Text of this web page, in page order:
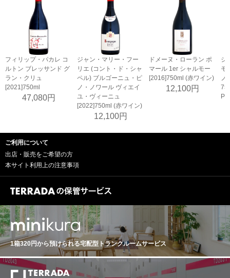
フィリップ・パカレ コ
ルトン ブレッサンド グ
ラン・クリュ
[2021]750ml
47,080円
ジャン・マリー・フー
リエ (コント・ド・シャ
ペル) ブルゴーニュ・ピ
ノ・ノワール ヴィエイ
ユ・ヴィーニュ
[2022]750ml (赤ワイン)
12,100円
ドメーヌ・ローラン ポ
マール 1er シャルモー
[2016]750ml (赤ワイン)
12,100円
ジ
モ
ノ
ご利用について
出店・販売をご希望の方
本サイト利用上の注意事項
1箱320円から預けられる宅配型トランクルームサービス